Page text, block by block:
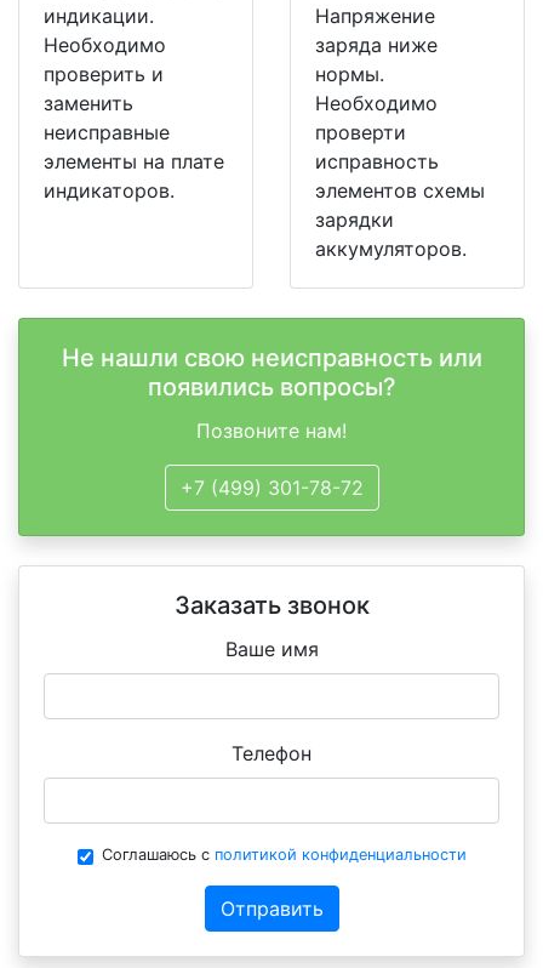
индикации.
Необходимо
проверить и
заменить
неисправные
элементы на плате
индикаторов.
Напряжение
заряда ниже
нормы.
Необходимо
проверти
исправность
элементов схемы
зарядки
аккумуляторов.
Не нашли свою неисправность или
появились вопросы?
Позвоните нам!
+7 (499) 301-78-72
Заказать звонок
Ваше имя
Телефон
Соглашаюсь с политикой конфиденциальности
Отправить